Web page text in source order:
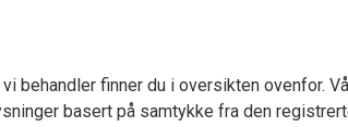
behandler finner du i oversikten ovenfor.
basert på samtykke fra den